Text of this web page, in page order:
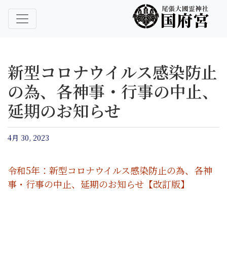
尾張大國霊神社 国府宮
尾張大國霊神社 国府宮｜ご祈祷 はだか祭
新型コロナウイルス感染防止
の為、各神事・行事の中止、
延期のお知らせ
4月 30, 2023
令和5年：新型コロナウイルス感染防止の為、各神
事・行事の中止、延期のお知らせ【改訂版】